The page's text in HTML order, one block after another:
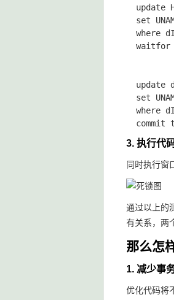
update
set
where
waitfor
update
set
where
3. 执行代
同时执行窗
通过以上的
有关系，两
那么怎
1. 减少事
优化代码将